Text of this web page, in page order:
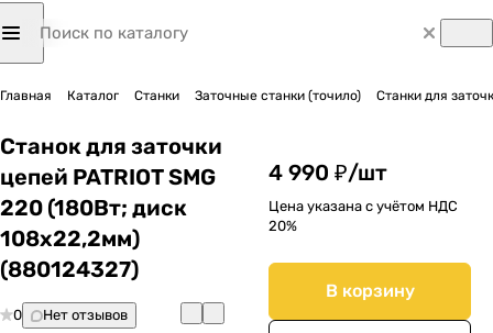
Главная Каталог Станки Заточные станки (точило) Станки для
Станок для заточки
цепей PATRIOT SMG
220 (180Вт; диск
108х22,2мм)
(880124327)
0 Нет отзывов
4 990 ₽/шт
Цена указана с учётом НДС
20%
В корзину